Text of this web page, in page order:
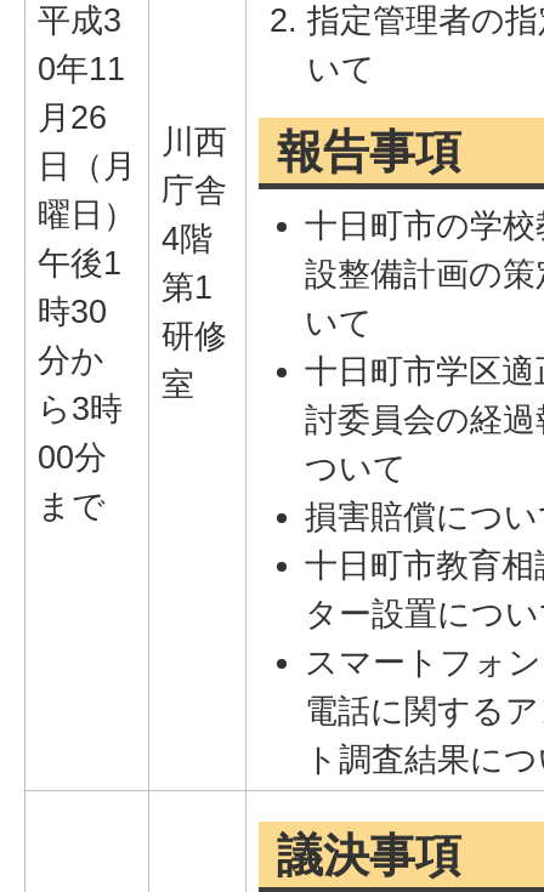
平成3
0年11
月26
日（月
曜日）
午後1
時30
分か
ら3時
00分
まで
川西
庁舎
4階
第1
研修
室
指定管理者の
いて
報告事項
十日町市の学
設整備計画の
いて
十日町市学区適
討委員会の経
ついて
損害賠償につ
十日町市教育
ター設置につ
スマートフォ
電話に関する
ト調査結果に
議決事項